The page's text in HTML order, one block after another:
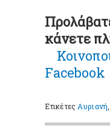
κάνετε
Facebook
Ετικέτες Αυριανή